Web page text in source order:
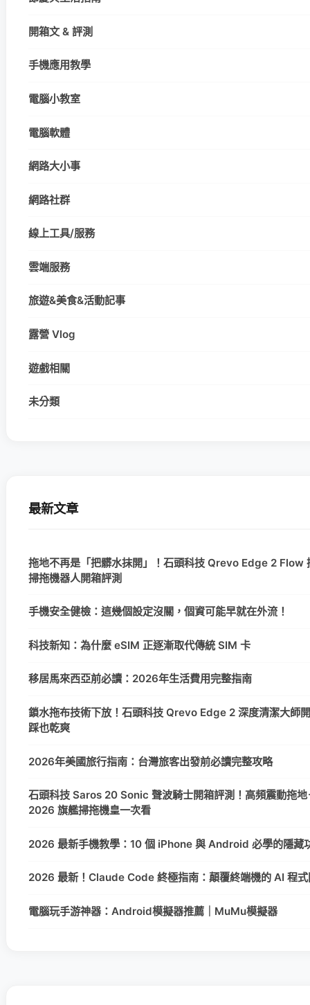
開箱文 & 評測
手機應用教學
電腦小教室
電腦軟體
網路大小事
網路社群
線上工具/服務
雲端服務
旅遊&美食&活動記事
露營 Vlog
遊戲相關
未分類
最新文章
拖地不再是「把髒水抹開」！石頭科技 Qrevo Edge 2 Flow
掃拖機器人開箱評測
手機安全健檢：這幾個設定沒關，個資可能早就在外流！
科技新知：為什麼 eSIM 正逐漸取代傳統 SIM 卡
移居馬來西亞前必讀：2026年生活費用完整指南
鎖水拖布技術下放！石頭科技 Qrevo Edge 2 深度清潔大師
踩也乾爽
2026年美國旅行指南：台灣旅客出發前必讀完整攻略
石頭科技 Saros 20 Sonic 聲波騎士開箱評測！高頻震動拖
2026 旗艦掃拖機皇一次看
2026 最新手機教學：10 個 iPhone 與 Android 必學的隱藏
2026 最新！Claude Code 終極指南：顛覆終端機的 AI 程式
電腦玩手游神器：Android模擬器推薦｜MuMu模擬器